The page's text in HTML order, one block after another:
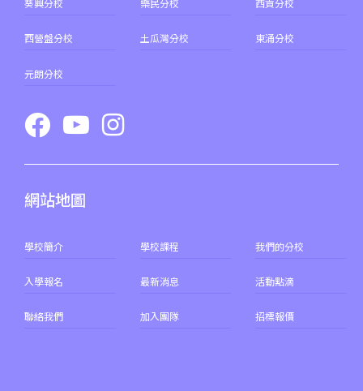
西營盤分校
元朗分校
土瓜灣分校 東涌分校
網站地圖
學校簡介
入學報名
聯絡我們
學校課程
最新消息
加入團隊
我們的分校
活動點滴
招標報價